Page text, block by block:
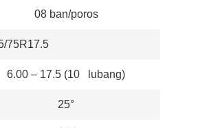
08 ban/poros
75R17.5
6.00 – 17.5 (10 lubang)
25°